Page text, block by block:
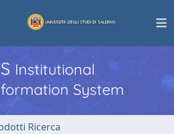
Institutional
System
Ricerca